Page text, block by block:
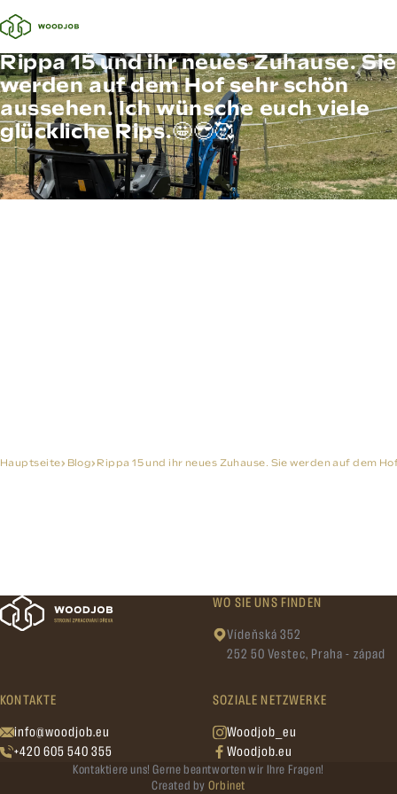
Rippa 15 und ihr neues Zuhause. Sie
werden auf dem Hof sehr schön
aussehen. Ich wünsche euch viele
glückliche Rips.🤩😎🥰
Hauptseite Blog Rippa 15 und ihr neues Zuhause. Sie werden auf dem
WO SIE UNS FINDEN
Vídeňská 352
252 50 Vestec, Praha - západ
KONTAKTE
info@woodjob.eu
+420 605 540 355
SOZIALE NETZWERKE
Woodjob_eu
Woodjob.eu
Kontaktiere uns! Gerne beantworten wir Ihre Fragen!
Created by Orbinet